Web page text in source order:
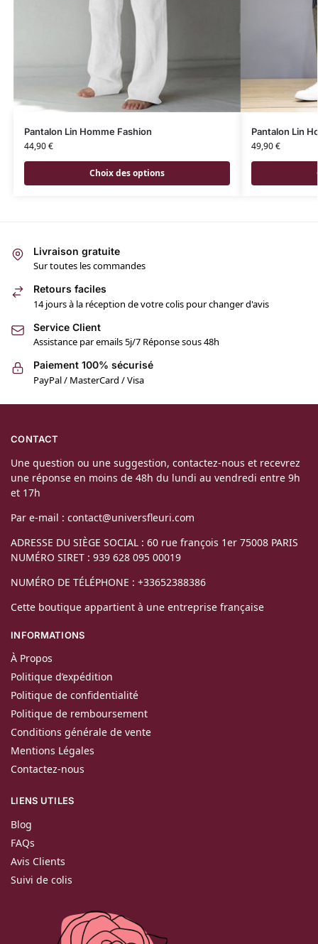
Pantalon Lin Homme Fashion
44,90€
Choix des options
Pantalon Lin
49,90€
Livraison gratuite
Sur toutes les commandes
Retours faciles
14 jours à la réception de votre colis pour changer d'avis
Service Client
Assistance par emails 5j/7 Réponse sous 48h
Paiement 100% sécurisé
PayPal / MasterCard / Visa
CONTACT
Une question ou une suggestion, contactez-nous et recevrez
une réponse en moins de 48h du lundi au vendredi entre 9h
et 17h
Par e-mail : contact@universfleuri.com
ADRESSE DU SIÈGE SOCIAL : 60 rue françois 1er 75008 PARIS
NUMÉRO SIRET : 939 628 095 00019
NUMÉRO DE TÉLÉPHONE : +33652388386
Cette boutique appartient à une entreprise française
INFORMATIONS
À Propos
Politique d’expédition
Politique de confidentialité
Politique de remboursement
Conditions générale de vente
Mentions Légales
Contactez-nous
LIENS UTILES
Blog
FAQs
Avis Clients
Suivi de colis